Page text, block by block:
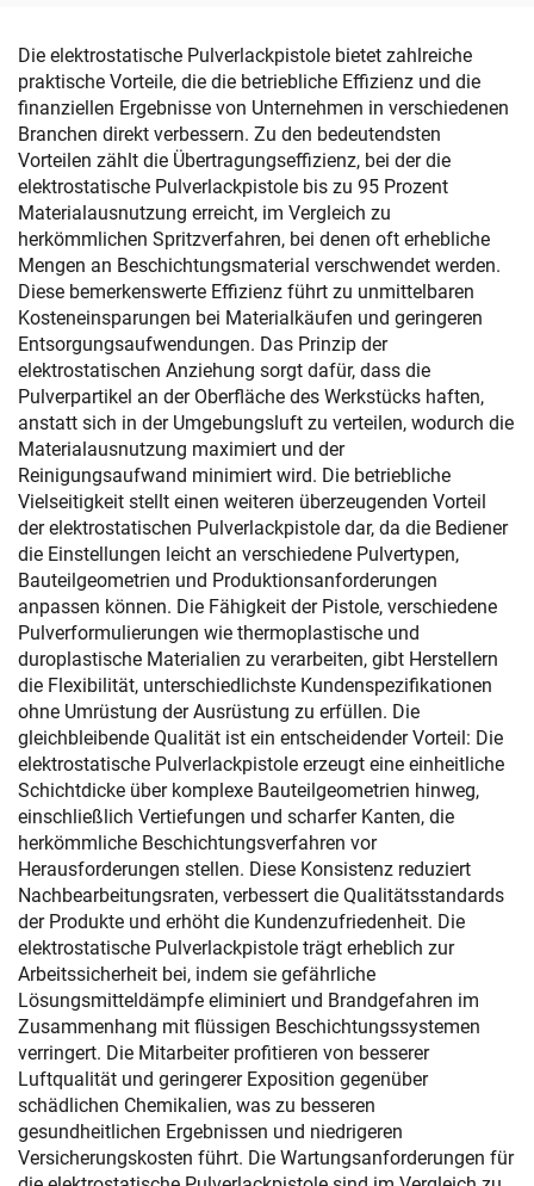
Die elektrostatische Pulverlackpistole bietet zahlreiche
praktische Vorteile, die die betriebliche Effizienz und die
finanziellen Ergebnisse von Unternehmen in verschiedenen
Branchen direkt verbessern. Zu den bedeutendsten
Vorteilen zählt die Übertragungseffizienz, bei der die
elektrostatische Pulverlackpistole bis zu 95 Prozent
Materialausnutzung erreicht, im Vergleich zu
herkömmlichen Spritzverfahren, bei denen oft erhebliche
Mengen an Beschichtungsmaterial verschwendet werden.
Diese bemerkenswerte Effizienz führt zu unmittelbaren
Kosteneinsparungen bei Materialkäufen und geringeren
Entsorgungsaufwendungen. Das Prinzip der
elektrostatischen Anziehung sorgt dafür, dass die
Pulverpartikel an der Oberfläche des Werkstücks haften,
anstatt sich in der Umgebungsluft zu verteilen, wodurch die
Materialausnutzung maximiert und der
Reinigungsaufwand minimiert wird. Die betriebliche
Vielseitigkeit stellt einen weiteren überzeugenden Vorteil
der elektrostatischen Pulverlackpistole dar, da die Bediener
die Einstellungen leicht an verschiedene Pulvertypen,
Bauteilgeometrien und Produktionsanforderungen
anpassen können. Die Fähigkeit der Pistole, verschiedene
Pulverformulierungen wie thermoplastische und
duroplastische Materialien zu verarbeiten, gibt Herstellern
die Flexibilität, unterschiedlichste Kundenspezifikationen
ohne Umrüstung der Ausrüstung zu erfüllen. Die
gleichbleibende Qualität ist ein entscheidender Vorteil: Die
elektrostatische Pulverlackpistole erzeugt eine einheitliche
Schichtdicke über komplexe Bauteilgeometrien hinweg,
einschließlich Vertiefungen und scharfer Kanten, die
herkömmliche Beschichtungsverfahren vor
Herausforderungen stellen. Diese Konsistenz reduziert
Nachbearbeitungsraten, verbessert die Qualitätsstandards
der Produkte und erhöht die Kundenzufriedenheit. Die
elektrostatische Pulverlackpistole trägt erheblich zur
Arbeitssicherheit bei, indem sie gefährliche
Lösungsmitteldämpfe eliminiert und Brandgefahren im
Zusammenhang mit flüssigen Beschichtungssystemen
verringert. Die Mitarbeiter profitieren von besserer
Luftqualität und geringerer Exposition gegenüber
schädlichen Chemikalien, was zu besseren
gesundheitlichen Ergebnissen und niedrigeren
Versicherungskosten führt. Die Wartungsanforderungen für